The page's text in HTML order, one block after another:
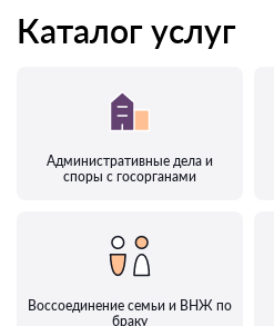
Каталог услуг
Административные дела и
споры с госорганами
Воссоединение семьи и ВНЖ по
браку